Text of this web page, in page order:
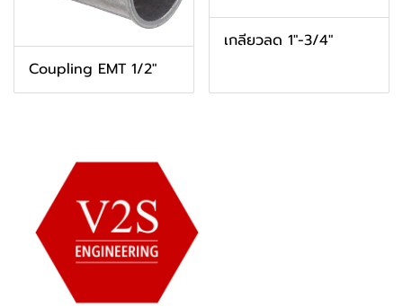
Coupling EMT 1/2"
เกลียวลด 1"-3/4"